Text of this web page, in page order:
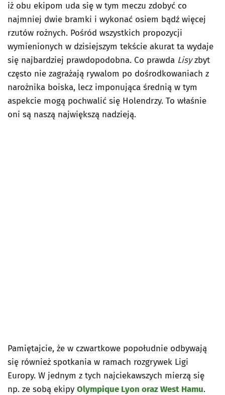
iż obu ekipom uda się w tym meczu zdobyć co
najmniej dwie bramki i wykonać osiem bądź więcej
rzutów rożnych. Pośród wszystkich propozycji
wymienionych w dzisiejszym tekście akurat ta wydaje
się najbardziej prawdopodobna. Co prawda Lisyzbyt
często nie zagrażają rywalom po dośrodkowaniach z
narożnika boiska, lecz imponująca średnią w tym
aspekcie mogą pochwalić się Holendrzy. To właśnie
oni są naszą największą nadzieją.
Pamiętajcie, że w czwartkowe popołudnie odbywają
się również spotkania w ramach rozgrywek Ligi
Europy. W jednym z tych najciekawszych mierzą się
np. ze sobą ekipy Olympique Lyon oraz West Hamu.